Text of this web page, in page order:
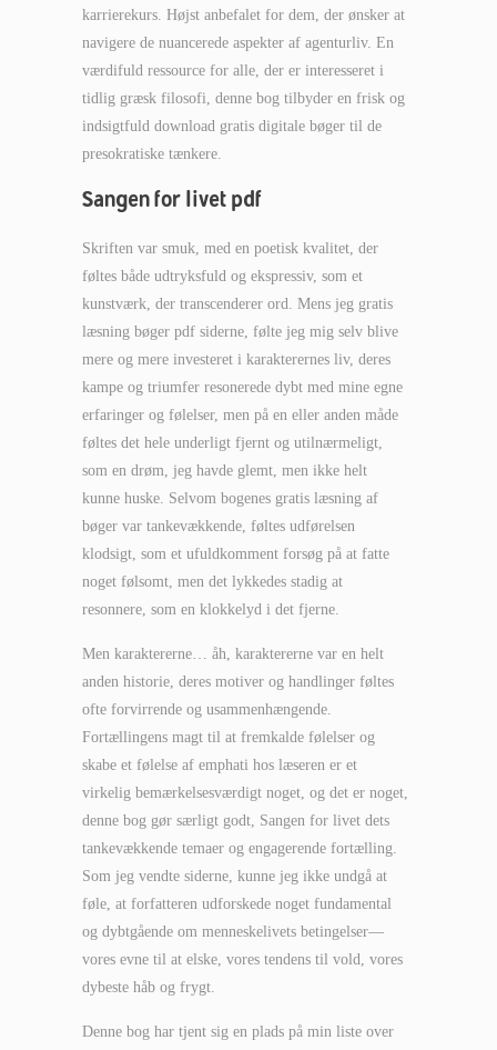
karrierekurs. Højst anbefalet for dem, der ønsker at
navigere de nuancerede aspekter af agenturliv. En
værdifuld ressource for alle, der er interesseret i
tidlig græsk filosofi, denne bog tilbyder en frisk og
indsigtfuld download gratis digitale bøger til de
presokratiske tænkere.
Sangen for livet pdf
Skriften var smuk, med en poetisk kvalitet, der
føltes både udtryksfuld og ekspressiv, som et
kunstværk, der transcenderer ord. Mens jeg gratis
læsning bøger pdf siderne, følte jeg mig selv blive
mere og mere investeret i karakterernes liv, deres
kampe og triumfer resonerede dybt med mine egne
erfaringer og følelser, men på en eller anden måde
føltes det hele underligt fjernt og utilnærmeligt,
som en drøm, jeg havde glemt, men ikke helt
kunne huske. Selvom bogenes gratis læsning af
bøger var tankevækkende, føltes udførelsen
klodsigt, som et ufuldkomment forsøg på at fatte
noget følsomt, men det lykkedes stadig at
resonnere, som en klokkelyd i det fjerne.
Men karaktererne… åh, karaktererne var en helt
anden historie, deres motiver og handlinger føltes
ofte forvirrende og usammenhængende.
Fortællingens magt til at fremkalde følelser og
skabe et følelse af emphati hos læseren er et
virkelig bemærkelsesværdigt noget, og det er noget,
denne bog gør særligt godt, Sangen for livet dets
tankevækkende temaer og engagerende fortælling.
Som jeg vendte siderne, kunne jeg ikke undgå at
føle, at forfatteren udforskede noget fundamental
og dybtgående om menneskelivets betingelser—
vores evne til at elske, vores tendens til vold, vores
dybeste håb og frygt.
Denne bog har tjent sig en plads på min liste over